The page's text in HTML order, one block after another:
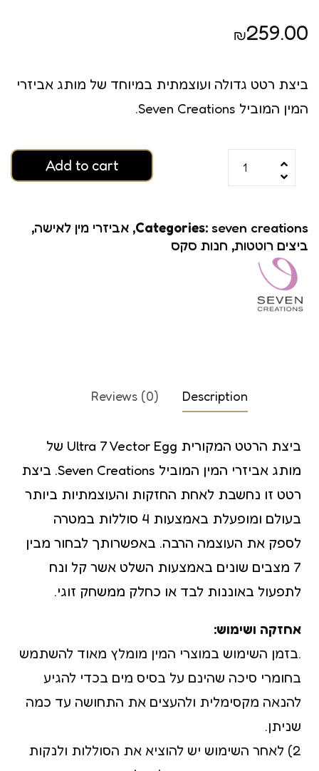
₪259.00
ביצת רטט גדולה ועוצמתית במיוחד של מותג אביזרי
המין המוביל Seven Creations.
Add to cart
Categories: seven creations
, אביזרי מין לאישה,
ביצים רוטטות, חנות סקס
Description
Reviews (0)
ביצת הרטט המקורית Ultra 7 Vector Egg של
מותג אביזרי המין המוביל Seven Creations. ביצת
רטט זו נחשבת לאחת החזקות והעוצמתיות ביותר
בעולם ומופעלת באמצעות 4 סוללות במטרה
לספק את העוצמה הרבה. באפשרותך לבחור מבין
7 מצבים שונים באמצעות השלט אשר קל ונח
לתפעול באוננות לבד או כחלק ממשחק זוגי.
אחזקה ושימוש:
.בזמן השימוש במוצרי המין מומלץ מאוד להשתמש
בחומרי סיכה שהינם על בסיס מים בכדי להגיע
להנאה מקסימלית ולהעצים את התחושה עד כמה
שניתן.
2) לאחר השימוש יש להוציא את הסוללות ולנקות